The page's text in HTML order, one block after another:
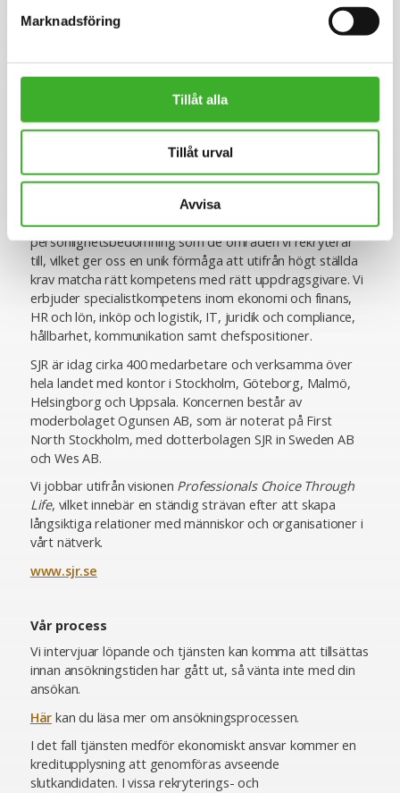
Marknadsföring
Tillåt alla
Tillåt urval
Avvisa
Se lediga jobb
SJR är ett av Sveriges ledande och mest erfarna bolag
inom rekrytering och konsultlösningar. Ända sedan starten
1993 har vi varit specialiserade inom såväl
personlighetsbedömning som de områden vi rekryterar
till, vilket ger oss en unik förmåga att utifrån högt ställda
krav matcha rätt kompetens med rätt uppdragsgivare. Vi
erbjuder specialistkompetens inom ekonomi och finans,
HR och lön, inköp och logistik, IT, juridik och compliance,
hållbarhet, kommunikation samt chefspositioner.
SJR är idag cirka 400 medarbetare och verksamma över
hela landet med kontor i Stockholm, Göteborg, Malmö,
Helsingborg och Uppsala. Koncernen består av
moderbolaget Ogunsen AB, som är noterat på First
North Stockholm, med dotterbolagen SJR in Sweden AB
och Wes AB.
Vi jobbar utifrån visionen Professionals Choice Through
Life, vilket innebär en ständig strävan efter att skapa
långsiktiga relationer med människor och organisationer i
vårt nätverk.
www.sjr.se
Vår process
Vi intervjuar löpande och tjänsten kan komma att tillsättas
innan ansökningstiden har gått ut, så vänta inte med din
ansökan.
Här kan du läsa mer om ansökningsprocessen.
I det fall tjänsten medför ekonomiskt ansvar kommer en
kreditupplysning att genomföras avseende
slutkandidaten. I vissa rekryterings- och